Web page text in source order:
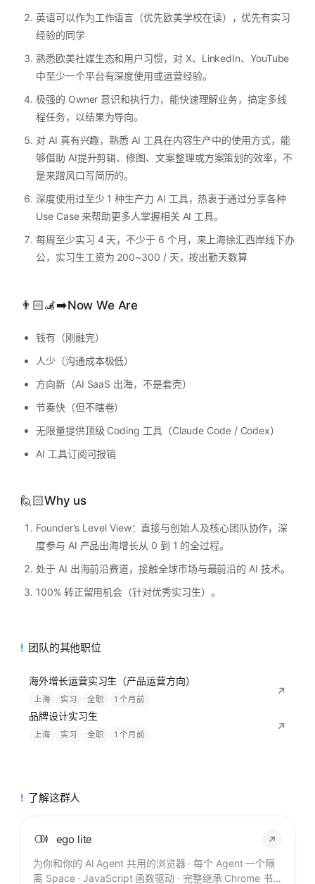
英语可以作为工作语言（优先欧美学校在读），优先有实习
经验的同学
熟悉欧美社媒生态和用户习惯，对 X、LinkedIn、YouTube
中至少一个平台有深度使用或运营经验。
极强的 Owner 意识和执行力，能快速理解业务，搞定多线
程任务，以结果为导向。
对 AI 真有兴趣，熟悉 AI 工具在内容生产中的使用方式，能
够借助 AI提升剪辑、修图、文案整理或方案策划的效率，不
是来蹭风口写简历的。
深度使用过至少 1 种生产力 AI 工具，热衷于通过分享各种
Use Case 来帮助更多人掌握相关 AI 工具。
每周至少实习 4 天，不少于 6 个月，来上海徐汇西岸线下办
公，实习生工资为 200~300 / 天，按出勤天数算
👨🏻‍🦼‍➡️Now We Are
钱有（刚融完）
人少（沟通成本极低）
方向新（AI SaaS 出海，不是套壳）
节奏快（但不瞎卷）
无限量提供顶级 Coding 工具（Claude Code / Codex）
AI 工具订阅可报销
🙋🏻Why us
Founder's Level View：直接与创始人及核心团队协作，深
度参与 AI 产品出海增长从 0 到 1 的全过程。
处于 AI 出海前沿赛道，接触全球市场与最前沿的 AI 技术。
100% 转正留用机会（针对优秀实习生）。
团队的其他职位
海外增长运营实习生（产品运营方向）
上海 实习 全职 1 个月前
品牌设计实习生
上海 实习 全职 1 个月前
了解这群人
ego lite
为你和你的 AI Agent 共用的浏览器 · 每个 Agent 一个隔
离 Space · JavaScript 函数驱动 · 完整继承 Chrome 书